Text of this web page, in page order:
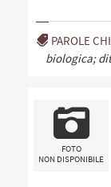
PAROLE
biologica;
FOTO
NON DISPONIBILE